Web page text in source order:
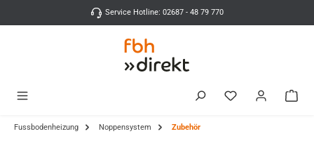
Zum Hauptinhalt springen Service Hotline: 02687 - 48 79 770
Fussbodenheizung Noppensystem Zubehör